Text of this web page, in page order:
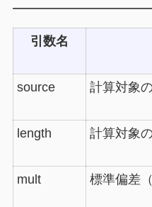
引数名
source
計算対象
length
計算対象
mult
標準偏差（